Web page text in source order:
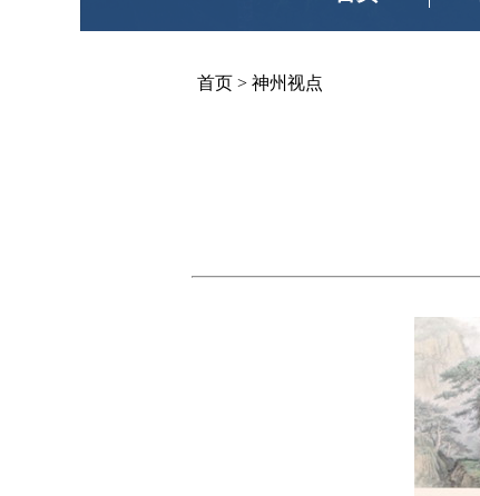
首页 > 神州视点